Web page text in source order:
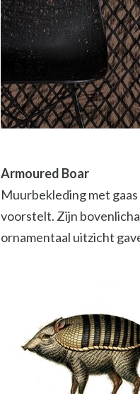
Armoured Boar
Muurbekleding met
voorstelt. Zijn
ornamentaal uitzicht